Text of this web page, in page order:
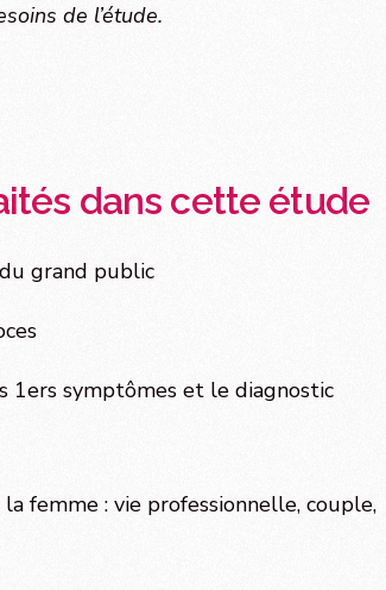
de l’étude.
dans cette étude
grand public
1ers symptômes et le diagnostic
femme : vie professionnelle, couple,